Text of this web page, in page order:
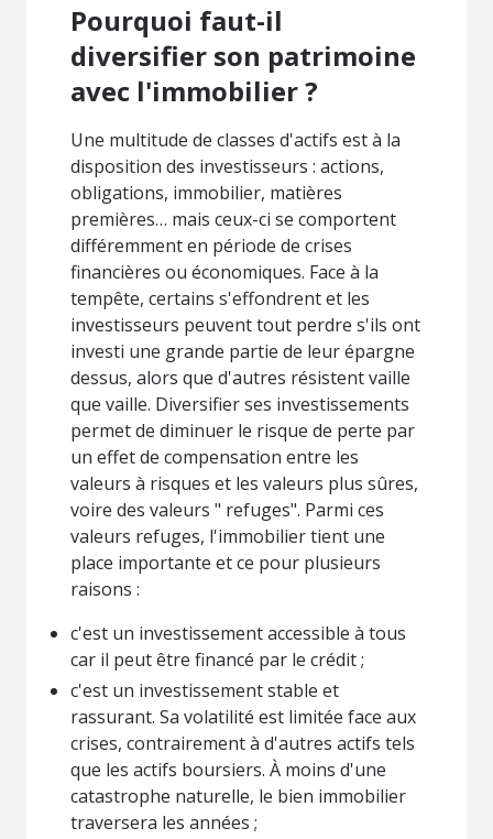
Pourquoi faut-il
diversifier son patrimoine
avec l'immobilier ?
Une multitude de classes d'actifs est à la
disposition des investisseurs : actions,
obligations, immobilier, matières
premières… mais ceux-ci se comportent
différemment en période de crises
financières ou économiques. Face à la
tempête, certains s'effondrent et les
investisseurs peuvent tout perdre s'ils ont
investi une grande partie de leur épargne
dessus, alors que d'autres résistent vaille
que vaille. Diversifier ses investissements
permet de diminuer le risque de perte par
un effet de compensation entre les
valeurs à risques et les valeurs plus sûres,
voire des valeurs " refuges". Parmi ces
valeurs refuges, l'immobilier tient une
place importante et ce pour plusieurs
raisons :
c'est un investissement accessible à tous
car il peut être financé par le crédit ;
c'est un investissement stable et
rassurant. Sa volatilité est limitée face aux
crises, contrairement à d'autres actifs tels
que les actifs boursiers. À moins d'une
catastrophe naturelle, le bien immobilier
traversera les années ;